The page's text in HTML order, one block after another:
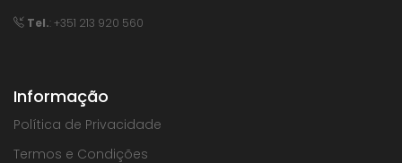
Tel.: +351 213 920 560
Informação
Política de Privacidade
Termos e Condições